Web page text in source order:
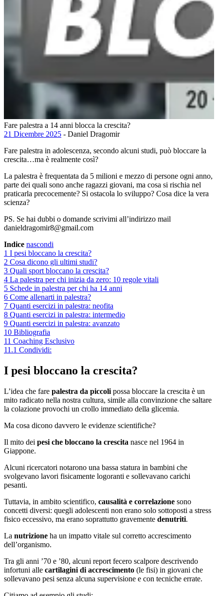
Fare palestra a 14 anni blocca la crescita?
21 Dicembre 2025 - Daniel Dragomir
Fare palestra in adolescenza, secondo alcuni studi, può bloccare la
crescita…ma è realmente così?
La palestra è frequentata da 5 milioni e mezzo di persone ogni anno,
parte dei quali sono anche ragazzi giovani, ma cosa si rischia nel
praticarla precocemente? Si ostacola lo sviluppo? Cosa dice la vera
scienza?
PS. Se hai dubbi o domande scrivimi all’indirizzo mail
danieldragomir8@gmail.com
Indice nascondi
1 I pesi bloccano la crescita?
2 Cosa dicono gli ultimi studi?
3 Quali sport bloccano la crescita?
4 La palestra per chi inizia da zero: 10 regole vitali
5 Schede in palestra per chi ha 14 anni
6 Come allenarti in palestra?
7 Quanti esercizi in palestra: neofita
8 Quanti esercizi in palestra: intermedio
9 Quanti esercizi in palestra: avanzato
10 Bibliografia
11 Coaching Esclusivo
11.1 Condividi:
I pesi bloccano la crescita?
L’idea che fare palestra da piccoli possa bloccare la crescita è un
mito radicato nella nostra cultura, simile alla convinzione che saltare
la colazione provochi un crollo immediato della glicemia.
Ma cosa dicono davvero le evidenze scientifiche?
Il mito dei pesi che bloccano la crescita nasce nel 1964 in
Giappone.
Alcuni ricercatori notarono una bassa statura in bambini che
svolgevano lavori fisicamente logoranti e sollevavano carichi
pesanti.
Tuttavia, in ambito scientifico, causalità e correlazione sono
concetti diversi: quegli adolescenti non erano solo sottoposti a stress
fisico eccessivo, ma erano soprattutto gravemente denutriti.
La nutrizione ha un impatto vitale sul corretto accrescimento
dell’organismo.
Tra gli anni ’70 e ’80, alcuni report fecero scalpore descrivendo
infortuni alle cartilagini di accrescimento (le fisi) in giovani che
sollevavano pesi senza alcuna supervisione e con tecniche errate.